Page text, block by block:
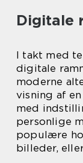
Digitale
I takt med
digitale
moderne
visning af
med
personlige
populære
billeder,